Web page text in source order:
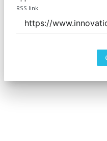
RSS link